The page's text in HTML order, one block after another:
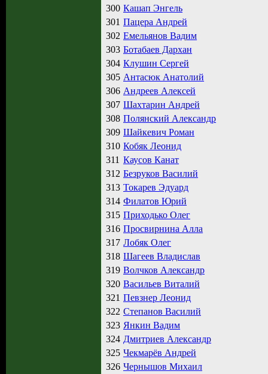
300 Кашап Энгель
301 Пацера Андрей
302 Емельянов Вадим
303 Ботабаев Дархан
304 Клушин Сергей
305 Антасюк Анатолий
306 Андреев Алексей
307 Шахтарин Андрей
308 Полянский Александр
309 Шайкевич Роман
310 Кобяк Леонид
311 Каусов Канат
312 Безруков Василий
313 Токарев Эдуард
314 Филатов Юрий
315 Приходько Олег
316 Просвирнина Алла
317 Лобяк Олег
318 Шагеев Владислав
319 Волчков Александр
320 Васильев Виталий
321 Певзнер Леонид
322 Степанов Василий
323 Янкин Вадим
324 Дмитриев Александр
325 Чекмарёв Андрей
326 Чернышов Михаил